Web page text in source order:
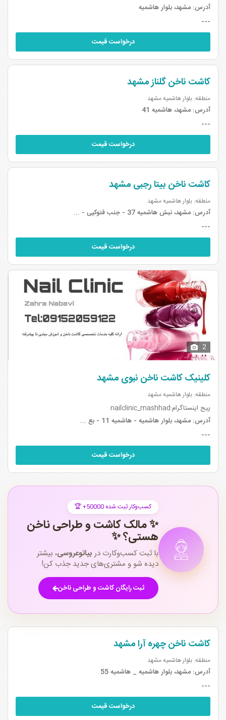
آدرس:مشهد، بلوار هاشمیه
---
درخواست قیمت
کاشت ناخن گلناز مشهد
منطقه: بلوار هاشمیه مشهد
آدرس:مشهد، هاشمیه 41
---
درخواست قیمت
کاشت ناخن بیتا رجبی مشهد
منطقه: بلوار هاشمیه مشهد
آدرس:مشهد، نبش هاشمیه 37 - جنب فتوکپی - ...
---
درخواست قیمت
2
کلینیک کاشت ناخن نبوی مشهد
منطقه: بلوار هاشمیه مشهد
پیج اینستاگرام:nailclinic_mashhad
آدرس:مشهد، بلوار هاشمیه - هاشمیه 11 - بع ...
---
درخواست قیمت
🏆 +50000 کسب‌وکار ثبت شده
✨ مالک کاشت و طراحی ناخن
هستی؟ ✨
با ثبت کسب‌وکارت دربیاتوعروسی، بیشتر
دیده شو و مشتری‌های جدید جذب کن!
ثبت رایگان کاشت و طراحی ناخن
کاشت ناخن چهره آرا مشهد
منطقه: بلوار هاشمیه مشهد
آدرس:مشهد، بلوار هاشمیه _ هاشمیه 55
---
درخواست قیمت